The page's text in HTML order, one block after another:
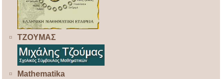
ΤΖΟΥΜΑΣ
Mathematika